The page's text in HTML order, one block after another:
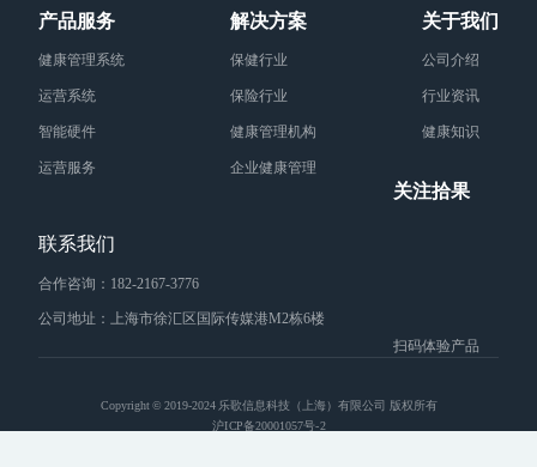
产品服务
健康管理系统
运营系统
智能硬件
运营服务
解决方案
保健行业
保险行业
健康管理机构
企业健康管理
关于我们
公司介绍
行业资讯
健康知识
联系我们
合作咨询：182-2167-3776
公司地址：上海市徐汇区国际传媒港M2栋6楼
关注拾果
扫码体验产品
Copyright © 2019-2024 乐歌信息科技（上海）有限公司 版权所有
沪ICP备20001057号-2